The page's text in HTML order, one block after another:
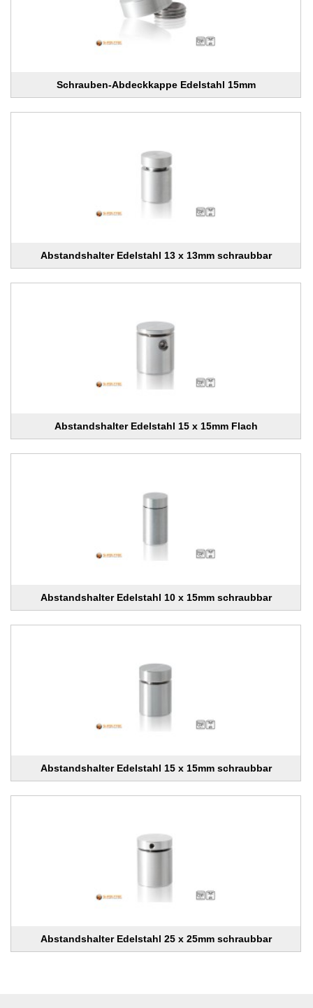
Schrauben-Abdeckkappe Edelstahl 15mm
Abstandshalter Edelstahl 13 x 13mm schraubbar
Abstandshalter Edelstahl 15 x 15mm Flach
Abstandshalter Edelstahl 10 x 15mm schraubbar
Abstandshalter Edelstahl 15 x 15mm schraubbar
Abstandshalter Edelstahl 25 x 25mm schraubbar